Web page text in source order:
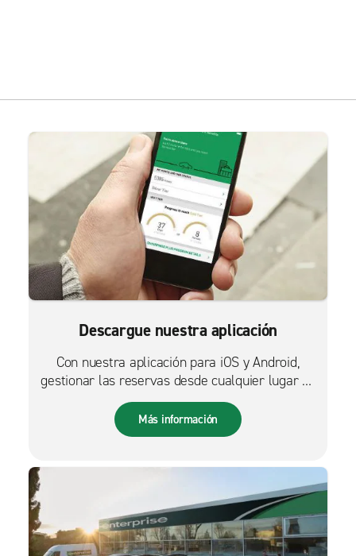
Descargue nuestra aplicación
Con nuestra aplicación para iOS y Android,
gestionar las reservas desde cualquier lugar es
más fácil que nunca.
Más información